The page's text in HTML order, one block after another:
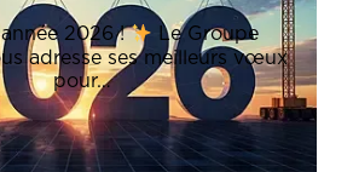
année 2026 !
Le Groupe
adresse ses meilleurs vœux
pour…